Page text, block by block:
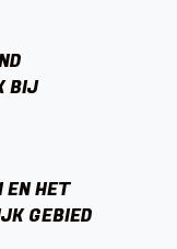
BIJ
EN HET
GEBIED